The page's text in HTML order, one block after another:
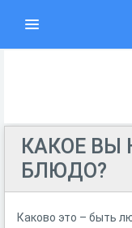
КАКОЕ
БЛЮДО?
Каково это – быть